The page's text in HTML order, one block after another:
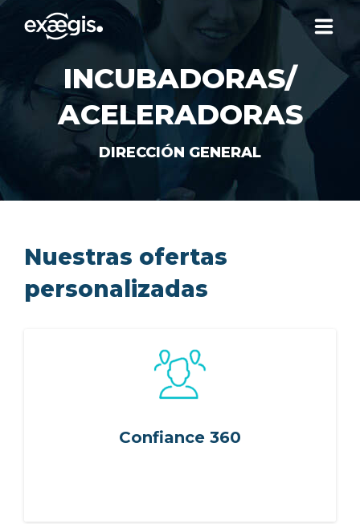
¿QUIÉNES SOMOS?
NUESTRAS OFERTAS
SU ESPACIO
INCUBADORAS/
ACELERADORAS
DIRECCIÓN GENERAL
Nuestras ofertas
personalizadas
Confiance 360